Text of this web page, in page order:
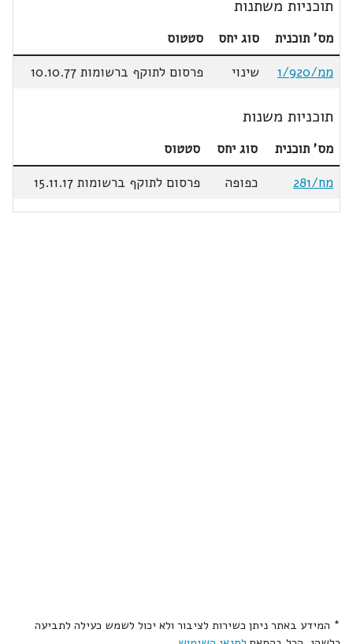
תוכניות משתנות
מס' תוכנית סוג יחס
סטטוס
ממ/1/920
שינוי פרסום לתוקף ברשומות 10.10.77
תוכניות משנות
מס' תוכנית סוג יחס
סטטוס
מח/281
כפופה פרסום לתוקף ברשומות 15.11.17
* המידע באתר ניתן כשירות לציבור ולא יכול לשמש כעילה לתביעה